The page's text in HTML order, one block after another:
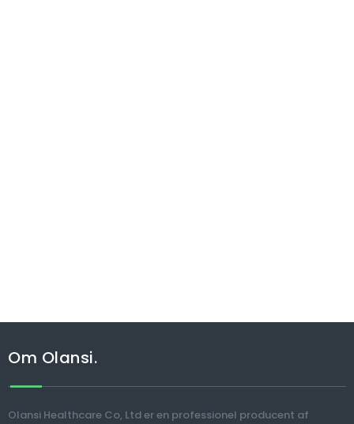
Om Olansi.
Olansi Healthcare Co, Ltd er en professionel producent af